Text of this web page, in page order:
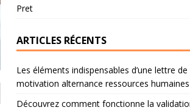
Pret
ARTICLES RÉCENTS
Les éléments indispensables d’une lettre de
motivation alternance ressources humaines
Découvrez comment fonctionne la